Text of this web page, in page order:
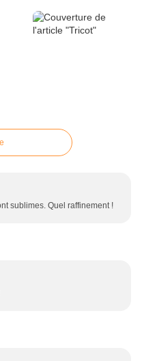
sublimes. Quel raffinement !